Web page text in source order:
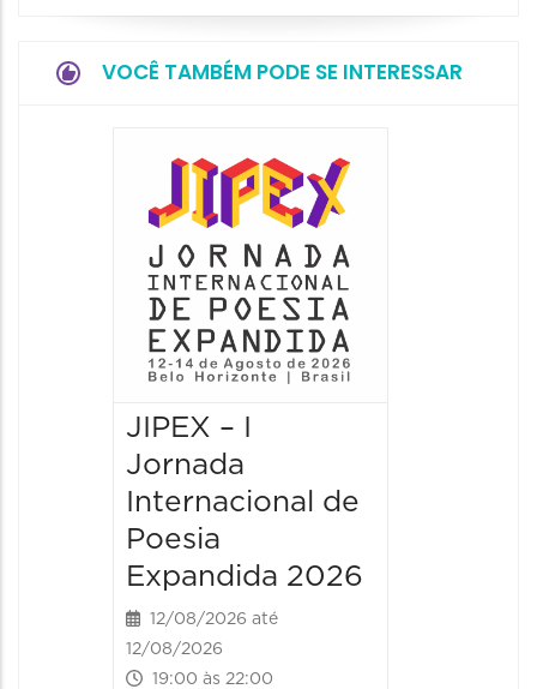
VOCÊ TAMBÉM PODE SE INTERESSAR
JIPEX – I
Jornada
Internacional de
Poesia
Expandida 2026
12/08/2026 até
12/08/2026
19:00 às 22:00